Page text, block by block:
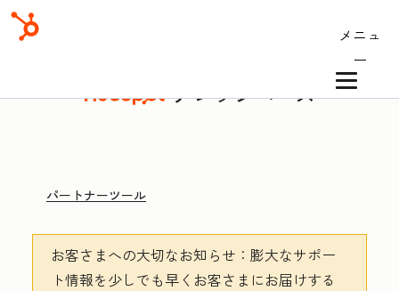
メニュ
ー
ナレッジベース
パートナーツール
お客さまへの大切なお知らせ ：膨大なサポー
ト情報を少しでも早くお客さまにお届けする